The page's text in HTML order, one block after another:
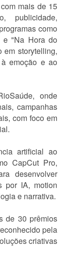
mais de 15
publicidade,
como
e "Na Hora do
em storytelling,
emoção e ao
onde
campanhas
com foco em
artificial ao
CapCut Pro,
desenvolver
por IA, motion
e narrativa.
de 30 prêmios
pela
criativas